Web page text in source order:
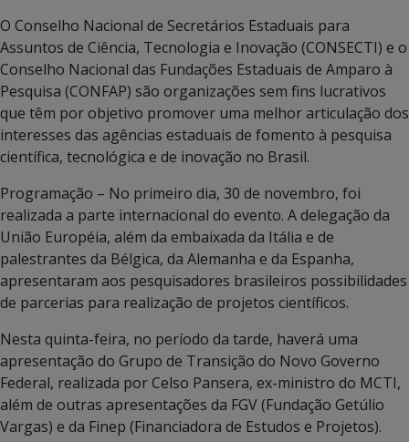
O Conselho Nacional de Secretários Estaduais para
Assuntos de Ciência, Tecnologia e Inovação (CONSECTI) e o
Conselho Nacional das Fundações Estaduais de Amparo à
Pesquisa (CONFAP) são organizações sem fins lucrativos
que têm por objetivo promover uma melhor articulação dos
interesses das agências estaduais de fomento à pesquisa
científica, tecnológica e de inovação no Brasil.
Programação – No primeiro dia, 30 de novembro, foi
realizada a parte internacional do evento. A delegação da
União Européia, além da embaixada da Itália e de
palestrantes da Bélgica, da Alemanha e da Espanha,
apresentaram aos pesquisadores brasileiros possibilidades
de parcerias para realização de projetos científicos.
Nesta quinta-feira, no período da tarde, haverá uma
apresentação do Grupo de Transição do Novo Governo
Federal, realizada por Celso Pansera, ex-ministro do MCTI,
além de outras apresentações da FGV (Fundação Getúlio
Vargas) e da Finep (Financiadora de Estudos e Projetos).